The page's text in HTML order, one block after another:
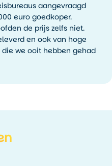
aangevraagd
euro goedkoper.
de prijs zelfs niet.
en ook van hoge
we ooit hebben gehad